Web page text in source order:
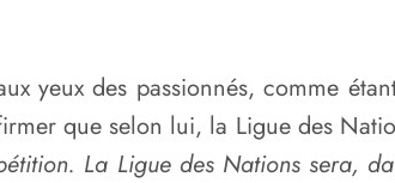
yeux des passionnés, comme
que selon lui, la Ligue des
La Ligue des Nations sera,